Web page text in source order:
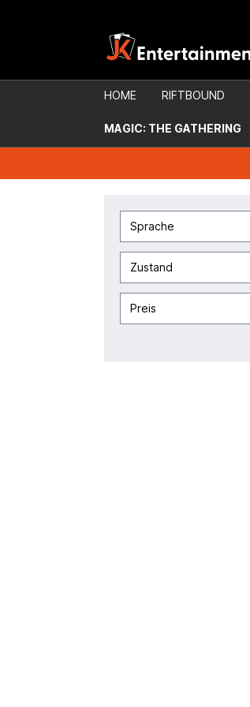
HOME RIFTBOUND
MAGIC: THE GATHERING
Sprache
Zustand
Preis